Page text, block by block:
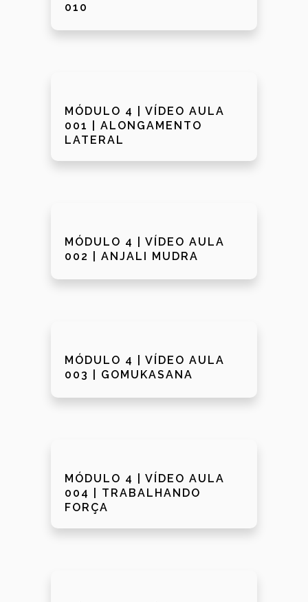
010
MÓDULO 4 | VÍDEO AULA
001 | ALONGAMENTO
LATERAL
MÓDULO 4 | VÍDEO AULA
002 | ANJALI MUDRA
MÓDULO 4 | VÍDEO AULA
003 | GOMUKASANA
MÓDULO 4 | VÍDEO AULA
004 | TRABALHANDO
FORÇA